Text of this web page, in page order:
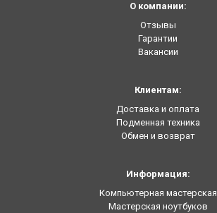
О компании:
Отзывы
Гарантии
Вакансии
Клиентам:
Доставка и оплата
Подменная техника
Обмен и возврат
Информация:
Компьютерная мастерская
Мастерская ноутбуков